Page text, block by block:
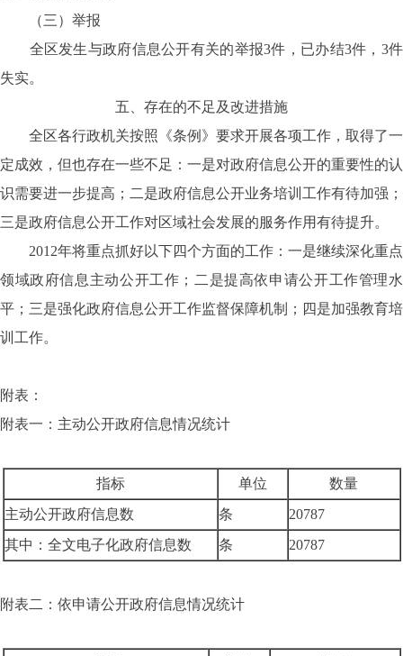
（三）举报
全区发生与政府信息公开有关的举报3件，已办结3件，3件
失实。
五、存在的不足及改进措施
全区各行政机关按照《条例》要求开展各项工作，取得了一
定成效，但也存在一些不足：一是对政府信息公开的重要性的认
识需要进一步提高；二是政府信息公开业务培训工作有待加强；
三是政府信息公开工作对区域社会发展的服务作用有待提升。
2012年将重点抓好以下四个方面的工作：一是继续深化重点
领域政府信息主动公开工作；二是提高依申请公开工作管理水
平；三是强化政府信息公开工作监督保障机制；四是加强教育培
训工作。
附表：
附表一：主动公开政府信息情况统计
指标 单位
数量
主动公开政府信息数
条
20787
其中：全文电子化政府信息数
条 20787
附表二：依申请公开政府信息情况统计